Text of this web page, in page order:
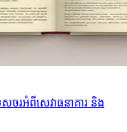
ចរអំពីសេវាធនាគារ និង